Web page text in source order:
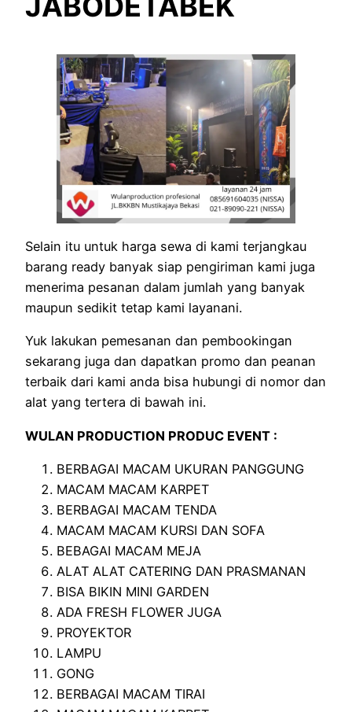
Selain itu untuk harga sewa di kami terjangkau
barang ready banyak siap pengiriman kami juga
menerima pesanan dalam jumlah yang banyak
maupun sedikit tetap kami layanani.
Yuk lakukan pemesanan dan pembookingan
sekarang juga dan dapatkan promo dan peanan
terbaik dari kami anda bisa hubungi di nomor dan
alat yang tertera di bawah ini.
WULAN PRODUCTION PRODUC EVENT :
BERBAGAI MACAM UKURAN PANGGUNG
MACAM MACAM KARPET
BERBAGAI MACAM TENDA
MACAM MACAM KURSI DAN SOFA
BEBAGAI MACAM MEJA
ALAT ALAT CATERING DAN PRASMANAN
BISA BIKIN MINI GARDEN
ADA FRESH FLOWER JUGA
PROYEKTOR
LAMPU
GONG
BERBAGAI MACAM TIRAI